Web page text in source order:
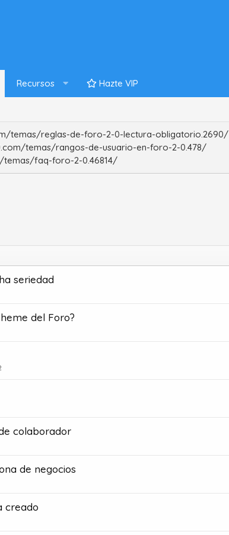
Recursos Hazte VIP
temas/reglas-de-foro-2-0-lectura-obligatorio.2690/
temas/rangos-de-usuario-en-foro-2-0.478/
faq-foro-2-0.46814/
seriedad
del Foro?
colaborador
de negocios
creado